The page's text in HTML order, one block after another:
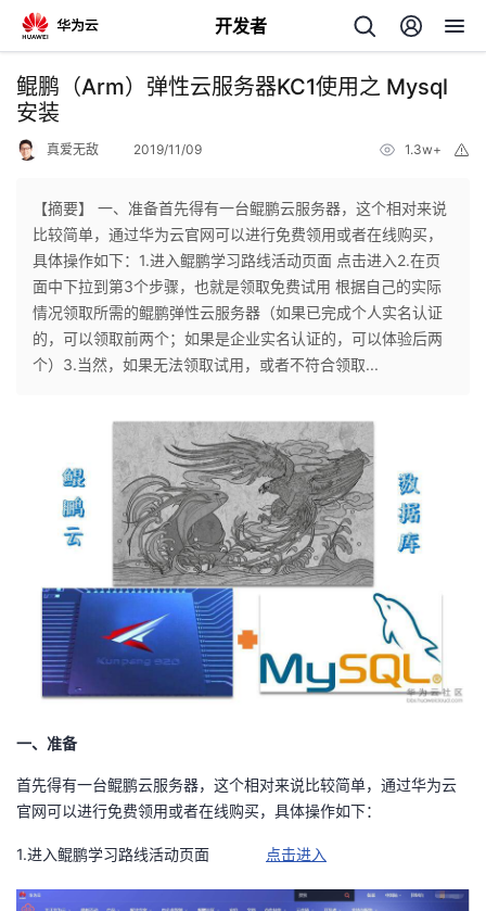
开发者
返
回
个
人
主
我
的
的
博
客
我
的
论
坛
我
的
圈
我
的
播
我
活
的
我
鲲鹏（Arm）弹性云服务器KC1使用之 Mysql
安装
真爱无敌 2019/11/09 1.3w+
【摘要】 一、准备首先得有一台鲲鹏云服务器，这个相对来说
比较简单，通过华为云官网可以进行免费领用或者在线购买，
具体操作如下：1.进入鲲鹏学习路线活动页面 点击进入2.在页
面中下拉到第3个步骤，也就是领取免费试用 根据自己的实际
情况领取所需的鲲鹏弹性云服务器（如果已完成个人实名认证
的，可以领取前两个；如果是企业实名认证的，可以体验后两
个）3.当然，如果无法领取试用，或者不符合领取...
一、准备
首先得有一台鲲鹏云服务器，这个相对来说比较简单，通过华为云
官网可以进行免费领用或者在线购买，具体操作如下：
1.进入鲲鹏学习路线活动页面 点击进入